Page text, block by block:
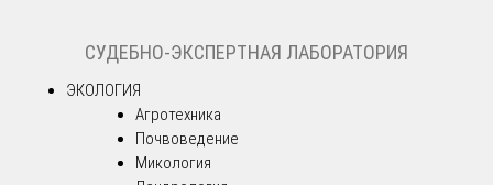
СУДЕБНО-ЭКСПЕРТНАЯ ЛАБОРАТОРИЯ
ЭКОЛОГИЯ
Агротехника
Почвоведение
Микология